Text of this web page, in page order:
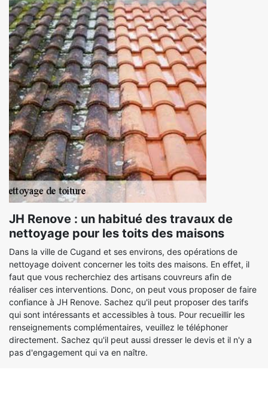
JH Renove : un habitué des travaux de
nettoyage pour les toits des maisons
Dans la ville de Cugand et ses environs, des opérations de
nettoyage doivent concerner les toits des maisons. En effet, il
faut que vous recherchiez des artisans couvreurs afin de
réaliser ces interventions. Donc, on peut vous proposer de faire
confiance à JH Renove. Sachez qu'il peut proposer des tarifs
qui sont intéressants et accessibles à tous. Pour recueillir les
renseignements complémentaires, veuillez le téléphoner
directement. Sachez qu'il peut aussi dresser le devis et il n'y a
pas d'engagement qui va en naître.